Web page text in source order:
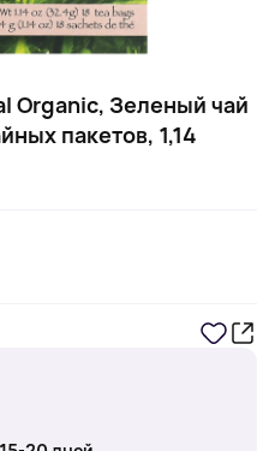
Organic, Зеленый чай
пакетов, 1,14